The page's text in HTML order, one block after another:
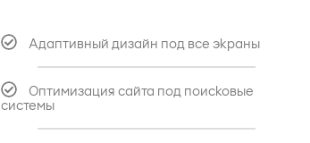
Адаптивный дизайн под все экраны
Оптимизация сайта под поисковые
системы